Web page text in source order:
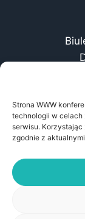
Strona WWW
technologii w celach
serwisu.
zgodnie z
© 2026 AIDA -